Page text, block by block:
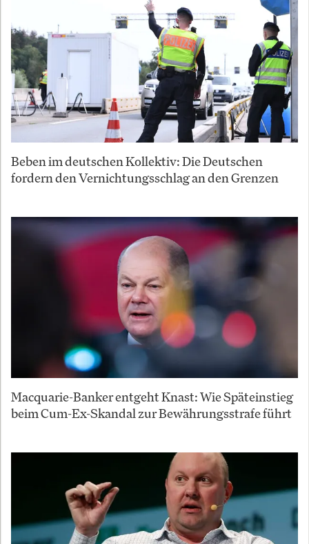
Beben im deutschen Kollektiv: Die Deutschen
fordern den Vernichtungsschlag an den Grenzen
Macquarie-Banker entgeht Knast: Wie Späteinstieg
beim Cum-Ex-Skandal zur Bewährungsstrafe führt